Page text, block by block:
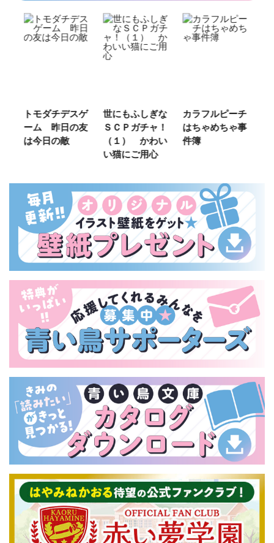
トモダチデスゲ
ーム 昨日の友
は今日の敵
世にもふしぎな
ＳＣＰガチャ！
（１） かわい
い猫にご用心
カラフルピーチ
はちゃめちゃ事
件簿